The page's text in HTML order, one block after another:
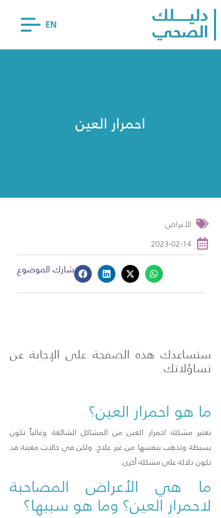
EN
احمرار العين
الأعراض
2023-02-14
شارك الموضوع
ستساعدك هذه الصفحة على الإجابة عن
تساؤلاتك.
ما هو احمرار العين؟
تعتبر مشكلة احمرار العين من المشاكل الشائعة وغالباً تكون
بسيطة وتذهب بنفسها من غير علاج. ولكن في حالات معينة قد
تكون دلالة على مشكلة أخرى.
ما هي الأعراض المصاحبة
لاحمرار العين؟ وما هو سببها؟